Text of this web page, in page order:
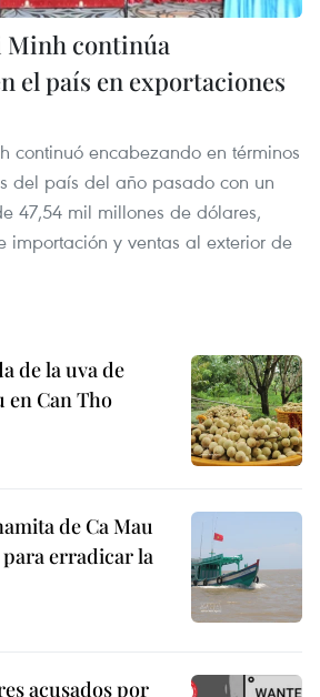
Minh continúa
el país en exportaciones
continuó encabezando en términos
del país del año pasado con un
47,54 mil millones de dólares,
importación y ventas al exterior de
de la uva de
en Can Tho
de Ca Mau
erradicar la
acusados por